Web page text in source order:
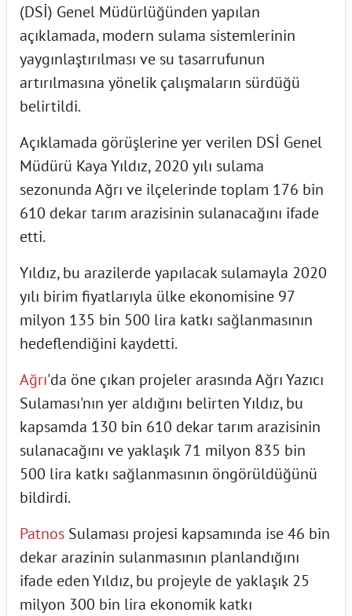
(DSİ) Genel Müdürlüğünden yapılan
açıklamada, modern sulama sistemlerinin
yaygınlaştırılması ve su tasarrufunun
artırılmasına yönelik çalışmaların sürdüğü
belirtildi.
Açıklamada görüşlerine yer verilen DSİ Genel
Müdürü Kaya Yıldız, 2020 yılı sulama
sezonunda Ağrı ve ilçelerinde toplam 176 bin
610 dekar tarım arazisinin sulanacağını ifade
etti.
Yıldız, bu arazilerde yapılacak sulamayla 2020
yılı birim fiyatlarıyla ülke ekonomisine 97
milyon 135 bin 500 lira katkı sağlanmasının
hedeflendiğini kaydetti.
Ağrı'da öne çıkan projeler arasında Ağrı Yazıcı
Sulaması'nın yer aldığını belirten Yıldız, bu
kapsamda 130 bin 610 dekar tarım arazisinin
sulanacağını ve yaklaşık 71 milyon 835 bin
500 lira katkı sağlanmasının öngörüldüğünü
bildirdi.
Patnos Sulaması projesi kapsamında ise 46 bin
dekar arazinin sulanmasının planlandığını
ifade eden Yıldız, bu projeyle de yaklaşık 25
milyon 300 bin lira ekonomik katkı